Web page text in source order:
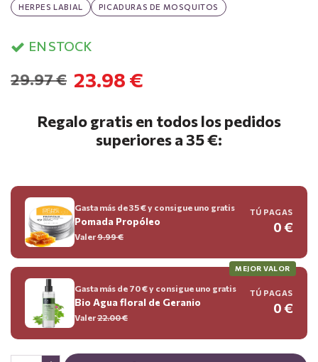
HERPES LABIAL
PICADURAS DE MOSQUITOS
EN STOCK
23.98 €
29.97 €
Regalo gratis en todos los pedidos
superiores a 35 €:
Gasta más de 35 € y consigue uno gratis
Pomada Propóleo
Valer9.99€
TÚ PAGAS
0 €
MEJOR VALOR
Gasta más de 70 € y consigue uno gratis
Bio Agua floral de Geranio
Valer22.00€
TÚ PAGAS
0 €